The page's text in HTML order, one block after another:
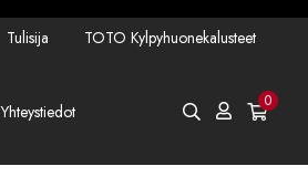
Tulisija TOTO Kylpyhuonekalusteet
Yhteystiedot 0